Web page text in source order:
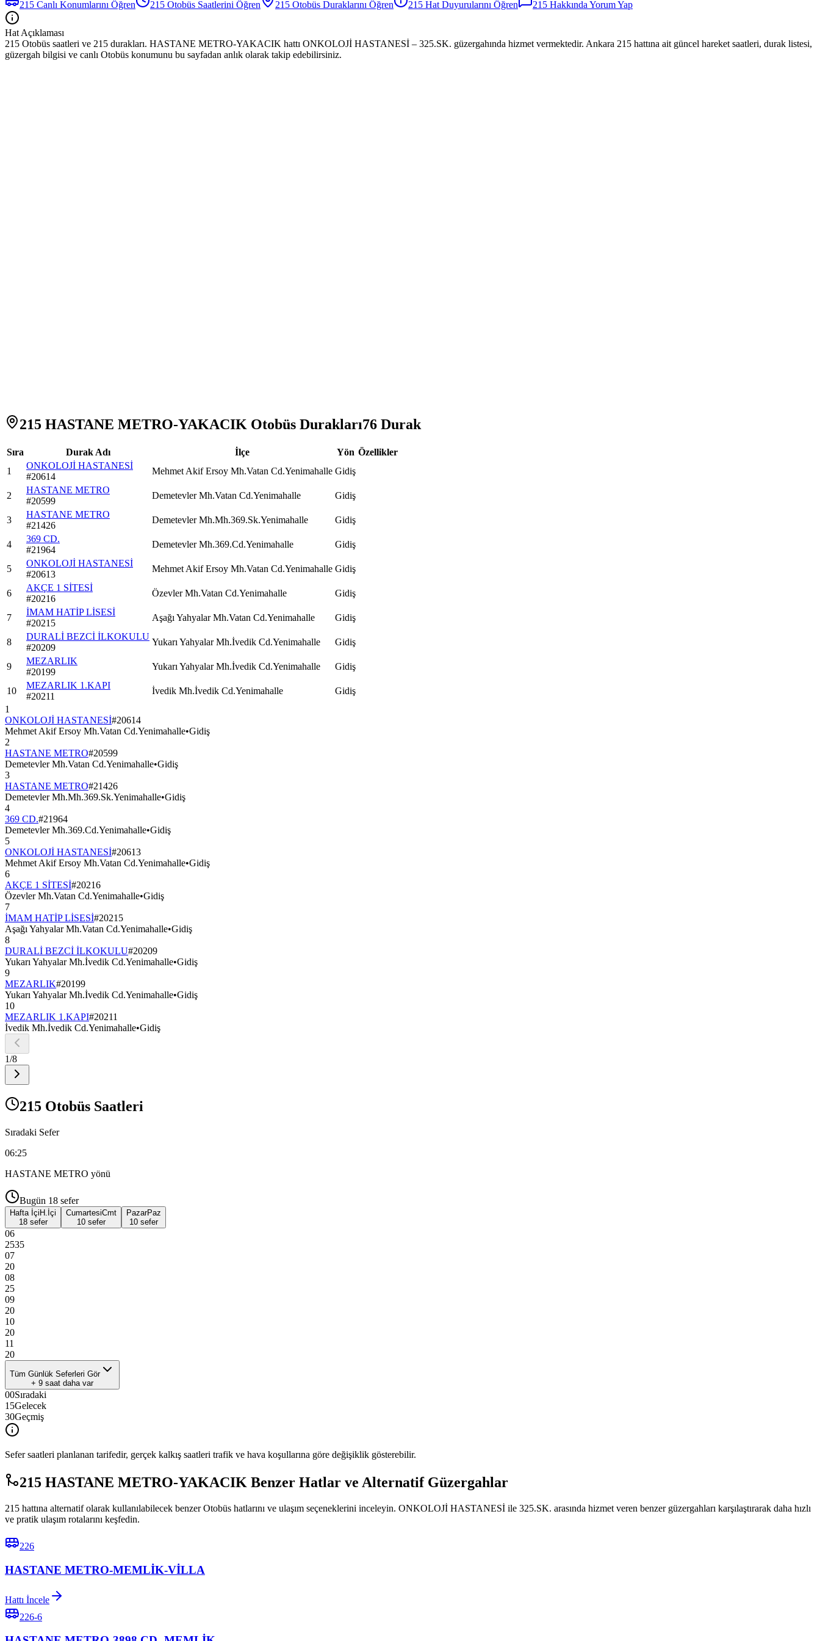
215 Canlı Konumlarını Öğren 215 Otobüs Saatlerini Öğren 215 Otobüs Duraklarını Öğren 215 Hat Duyurularını Öğren 215 Hakkında Yorum Yap
Hat Açıklaması
215 Otobüs saatleri ve 215 durakları. HASTANE METRO-YAKACIK hattı ONKOLOJİ HASTANESİ – 325.SK. güzergahında hizmet vermektedir. Ankara 215 hattına ait güncel hareket saatleri, durak listesi,
güzergah bilgisi ve canlı Otobüs konumunu bu sayfadan anlık olarak takip edebilirsiniz.
215 HASTANE METRO-YAKACIK Otobüs Durakları76 Durak
Sıra Durak Adı İlçe Yön Özellikler
1
ONKOLOJİ HASTANESİ
#20614
Mehmet Akif Ersoy Mh.Vatan Cd.Yenimahalle Gidiş
2
HASTANE METRO
#20599
Demetevler Mh.Vatan Cd.Yenimahalle Gidiş
3
HASTANE METRO
#21426
Demetevler Mh.Mh.369.Sk.Yenimahalle Gidiş
4
369 CD.
#21964
Demetevler Mh.369.Cd.Yenimahalle Gidiş
5
ONKOLOJİ HASTANESİ
#20613
Mehmet Akif Ersoy Mh.Vatan Cd.Yenimahalle Gidiş
6
AKÇE 1 SİTESİ
#20216
Özevler Mh.Vatan Cd.Yenimahalle Gidiş
7
İMAM HATİP LİSESİ
#20215
Aşağı Yahyalar Mh.Vatan Cd.Yenimahalle Gidiş
8
DURALİ BEZCİ İLKOKULU
#20209
Yukarı Yahyalar Mh.İvedik Cd.Yenimahalle Gidiş
9
MEZARLIK
#20199
Yukarı Yahyalar Mh.İvedik Cd.Yenimahalle Gidiş
10
MEZARLIK 1.KAPI
#20211
İvedik Mh.İvedik Cd.Yenimahalle
Gidiş
1
ONKOLOJİ HASTANESİ#20614
Mehmet Akif Ersoy Mh.Vatan Cd.Yenimahalle•Gidiş
2
HASTANE METRO#20599
Demetevler Mh.Vatan Cd.Yenimahalle•Gidiş
3
HASTANE METRO#21426
Demetevler Mh.Mh.369.Sk.Yenimahalle•Gidiş
4
369 CD.#21964
Demetevler Mh.369.Cd.Yenimahalle•Gidiş
5
ONKOLOJİ HASTANESİ#20613
Mehmet Akif Ersoy Mh.Vatan Cd.Yenimahalle•Gidiş
6
AKÇE 1 SİTESİ#20216
Özevler Mh.Vatan Cd.Yenimahalle•Gidiş
7
İMAM HATİP LİSESİ#20215
Aşağı Yahyalar Mh.Vatan Cd.Yenimahalle•Gidiş
8
DURALİ BEZCİ İLKOKULU#20209
Yukarı Yahyalar Mh.İvedik Cd.Yenimahalle•Gidiş
9
MEZARLIK#20199
Yukarı Yahyalar Mh.İvedik Cd.Yenimahalle•Gidiş
10
MEZARLIK 1.KAPI#20211
İvedik Mh.İvedik Cd.Yenimahalle•Gidiş
1/8
215 Otobüs Saatleri
Sıradaki Sefer
06:25
HASTANE METRO yönü
Bugün 18 sefer
Hafta İçi H.İçi
18 sefer
CumartesiCmt
10 sefer
PazarPaz
10 sefer
06
2535
07
20
08
25
09
20
10
20
11
20
Tüm Günlük Seferleri Gör
+ 9 saat daha var
00Sıradaki
15Gelecek
30Geçmiş
Sefer saatleri planlanan tarifedir, gerçek kalkış saatleri trafik ve hava koşullarına göre değişiklik gösterebilir.
215 HASTANE METRO-YAKACIK Benzer Hatlar ve Alternatif Güzergahlar
215 hattına alternatif olarak kullanılabilecek benzer Otobüs hatlarını ve ulaşım seçeneklerini inceleyin. ONKOLOJİ HASTANESİ ile 325.SK. arasında hizmet veren benzer güzergahları karşılaştırarak daha hızlı
ve pratik ulaşım rotalarını keşfedin.
226
HASTANE METRO-MEMLİK-VİLLA
Hattı İncele
226-6